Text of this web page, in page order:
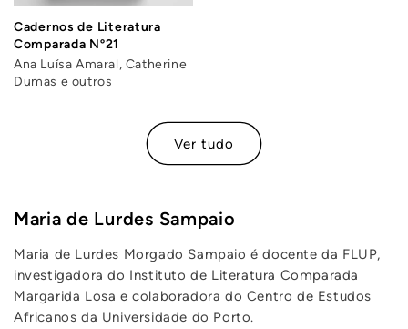
Cadernos de Literatura
Comparada Nº21
Ana Luísa Amaral, Catherine
Dumas e outros
Ver tudo
Maria de Lurdes Sampaio
Maria de Lurdes Morgado Sampaioé docente da FLUP,
investigadora do Instituto de Literatura Comparada
Margarida Losa e colaboradora do Centro de Estudos
Africanos da Universidade do Porto.